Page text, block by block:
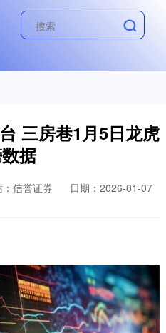
三房巷1月5日龙虎
据
：信誉证券
日期：2026-01-07